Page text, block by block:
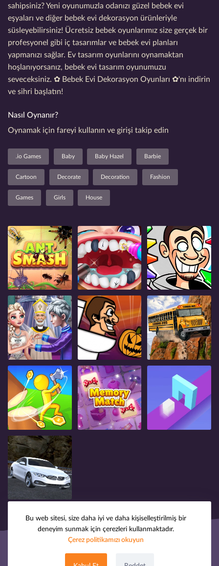
sahipsiniz? Yeni oyunumuzla odanızı güzel bebek evi
eşyaları ve diğer bebek evi dekorasyon ürünleriyle
süsleyebilirsiniz! Ücretsiz bebek oyunlarımız size gerçek bir
profesyonel gibi iç tasarımlar ve bebek evi planları
yapmanızı sağlar. Ev tasarım oyunlarını oynamaktan
hoşlanıyorsanız, bebek evi tasarım oyunumuzu
seveceksiniz. ✿ Bebek Evi Dekorasyon Oyunları ✿'nı indirin
ve sihri başlatın!
Nasıl Oynanır?
Oynamak için fareyi kullanın ve girişi takip edin
.io Games Baby Baby Hazel Barbie
Cartoon Decorate Decoration Fashion
Games Girls House
© 2008-2025 oyuntak.com. Tüm hakları saklıdır.
Bu web sitesi, size daha iyi ve daha kişiselleştirilmiş bir
deneyim sunmak için çerezleri kullanmaktadır.
Çerez politikamızı okuyun